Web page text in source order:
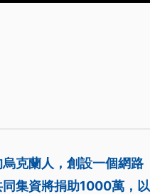
克蘭人，創設一個網路
集資將捐助1000萬，以